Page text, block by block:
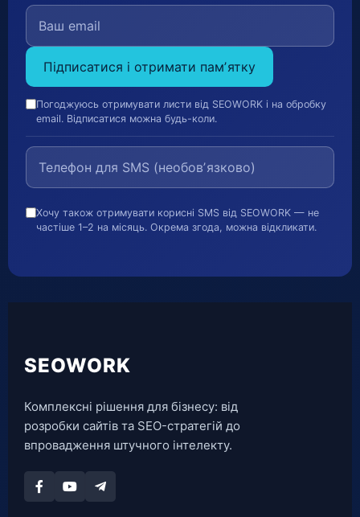
Підписатися і отримати памʼятку
Погоджуюсь отримувати листи від SEOWORK і на обробку
email. Відписатися можна будь-коли.
Хочу також отримувати корисні SMS від SEOWORK — не
частіше 1–2 на місяць. Окрема згода, можна відкликати.
SEOWORK
Комплексні рішення для бізнесу: від
розробки сайтів та SEO-стратегій до
впровадження штучного інтелекту.